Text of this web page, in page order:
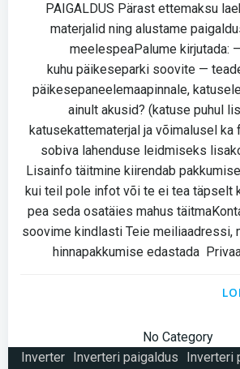
PAIGALDUS Pärast ettemaksu
materjalid ning alustame
meelespeaPalume kirjutada:
kuhu päikeseparki soovite —
päikesepaneelemaapinnale,
ainult akusid? (katuse puhul
katusekattematerjal ja võimalusel
sobiva lahenduse leidmiseks
Lisainfo täitmine kiirendab
kui teil pole infot või te ei tea täpselt
pea seda osatäies mahus
soovime kindlasti Teie meiliaadressi,
hinnapakkumise edastada
No Category
Inverter
Inverteri paigaldus
Inverteri